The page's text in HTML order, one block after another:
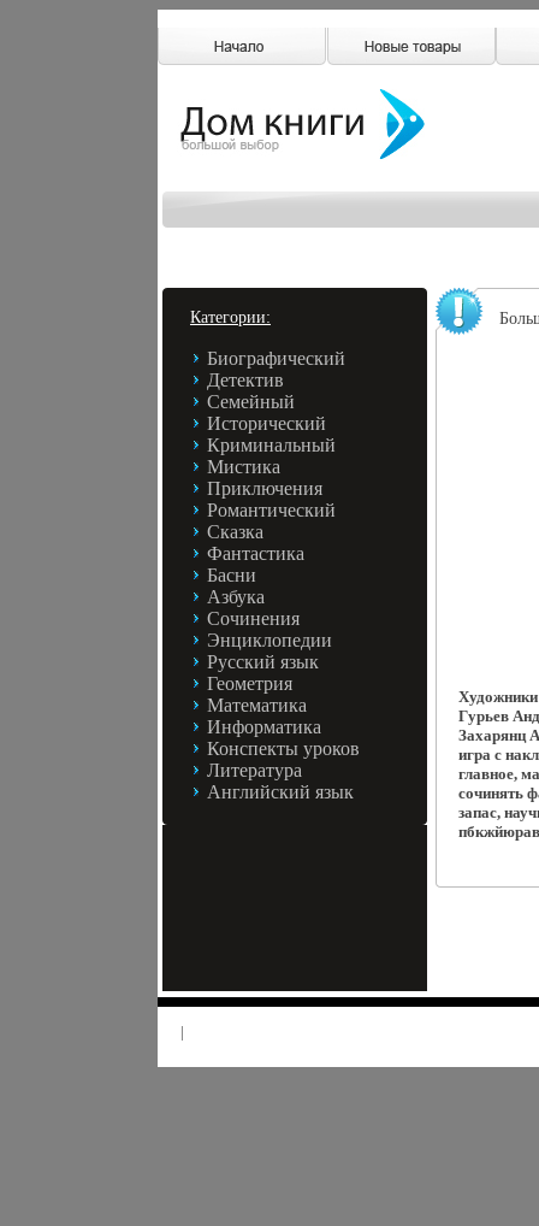
Категории:
Биографический
Детектив
Семейный
Исторический
Криминальный
Мистика
Приключения
Романтический
Сказка
Фантастика
Басни
Азбука
Сочинения
Энциклопедии
Русский язык
Геометрия
Математика
Информатика
Конспекты уроков
Литература
Английский язык
Гурьев
Захарянц
игра с
главное,
сочинять
запас,
|